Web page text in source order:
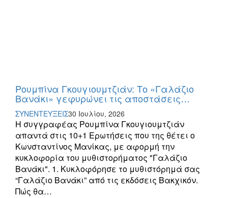
Ρουμπίνα Γκουγιουμτζιάν: Το «Γαλάζιο
Βανάκι» γεφυρώνει τις αποστάσεις…
ΣΥΝΕΝΤΕΥΞΕΙΣ30 Ιουλίου, 2026
Η συγγραφέας Ρουμπίνα Γκουγιουμτζιάν
απαντά στις 10+1 Ερωτήσεις που της θέτει ο
Κωνσταντίνος Μανίκας, με αφορμή την
κυκλοφορία του μυθιστορήματος "Γαλάζιο
Βανάκι". 1. Κυκλοφόρησε το μυθιστόρημά σας
“Γαλάζιο Βανάκι” από τις εκδόσεις Βακχικόν.
Πώς θα…